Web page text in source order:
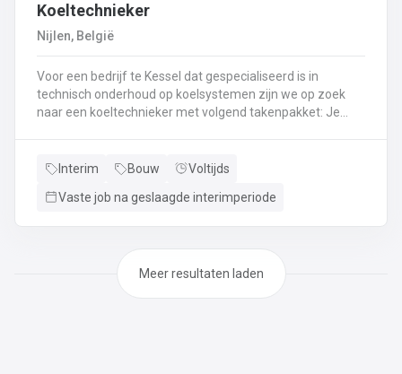
Koeltechnieker
Nijlen, België
Voor een bedrijf te Kessel dat gespecialiseerd is in
technisch onderhoud op koelsystemen zijn we op zoek
naar een koeltechnieker met volgend takenpakket: Je
bedrijven.Je gaat koelsystemen plaatsen bij
keuren.
Interim Bouw
Voltijds
Vaste job na geslaagde interimperiode
Meer resultaten laden